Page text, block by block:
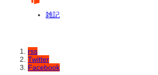
雑記
rss
Twitter
Facebook